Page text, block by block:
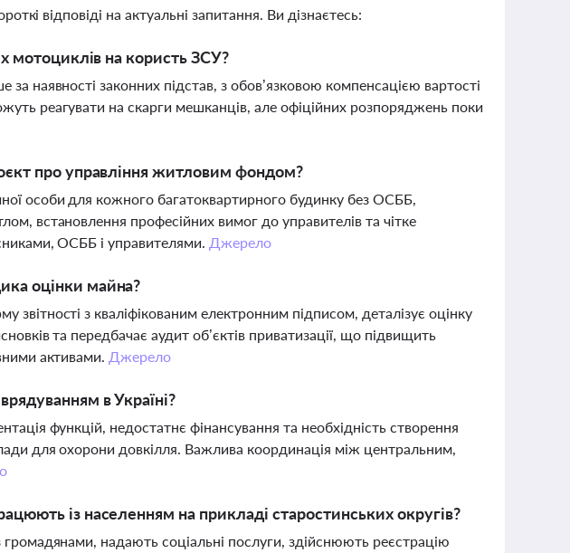
відповіді на актуальні запитання. Ви дізнаєтесь:
мотоциклів на користь ЗСУ?
наявності законних підстав, з обов’язковою компенсацією вартості
реагувати на скарги мешканців, але офіційних розпоряджень поки
про управління житловим фондом?
особи для кожного багатоквартирного будинку без ОСББ,
встановлення професійних вимог до управителів та чітке
ОСББ і управителями. Джерело
оцінки майна?
з кваліфікованим електронним підписом, деталізує оцінку
та передбачає аудит об’єктів приватизації, що підвищить
активами. Джерело
в Україні?
функцій, недостатнє фінансування та необхідність створення
для охорони довкілля. Важлива координація між центральним,
із населенням на прикладі старостинських округів?
надають соціальні послуги, здійснюють реєстрацію